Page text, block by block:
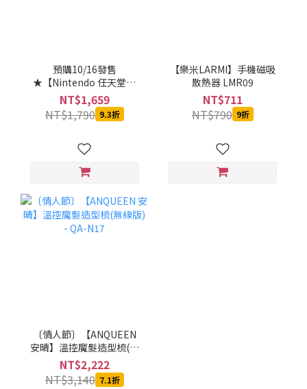
預購10/16發售
★【Nintendo 任天堂】
NS2 Switch 寶可夢傳說 Z-
A 中文一般版(送精油貼布)
NT$1,659
NT$1,790 9.3折
【樂米LARMI】手機磁吸
散熱器 LMR09
NT$711
NT$790 9折
〔情人節〕【ANQUEEN
安晴】溫控魔髮造型梳(無
線版) - QA-N17
NT$2,222
NT$3,140 7.1折